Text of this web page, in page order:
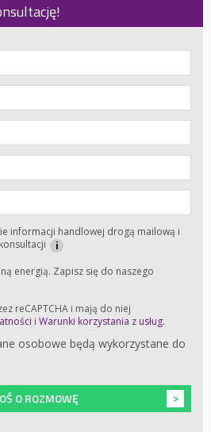
informacji handlowej drogą mailową i
i
energią. Zapisz się do naszego
reCAPTCHA i mają do niej
i Warunki korzystania z usług.
osobowe będą wykorzystane do
O ROZMOWĘ